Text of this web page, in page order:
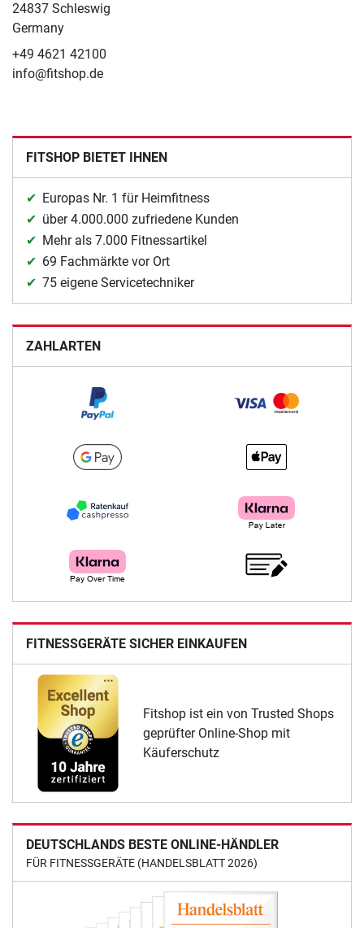
24837 Schleswig
Germany
+49 4621 42100
info@fitshop.de
FITSHOP BIETET IHNEN
Europas Nr. 1 für Heimfitness
über 4.000.000 zufriedene Kunden
Mehr als 7.000 Fitnessartikel
69 Fachmärkte vor Ort
75 eigene Servicetechniker
ZAHLARTEN
FITNESSGERÄTE SICHER EINKAUFEN
Fitshop ist ein von Trusted Shops
geprüfter Online-Shop mit
Käuferschutz
DEUTSCHLANDS BESTE ONLINE-HÄNDLER
FÜR FITNESSGERÄTE (HANDELSBLATT 2026)